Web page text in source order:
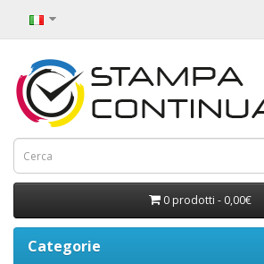
0 prodotti - 0,00€
Categorie